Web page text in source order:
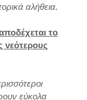
αλήθεια.
το
νεότερους
εύκολα